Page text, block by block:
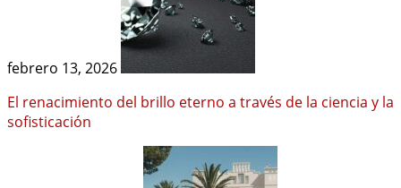
febrero 13, 2026
El renacimiento del brillo eterno a través de la ciencia y la
sofisticación